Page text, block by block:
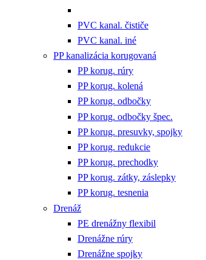
PVC kanal. čističe
PVC kanal. iné
PP kanalizácia korugovaná
PP korug. rúry
PP korug. kolená
PP korug. odbočky
PP korug. odbočky špec.
PP korug. presuvky, spojky
PP korug. redukcie
PP korug. prechodky
PP korug. zátky, záslepky
PP korug. tesnenia
Drenáž
PE drenážny flexibil
Drenážne rúry
Drenážne spojky